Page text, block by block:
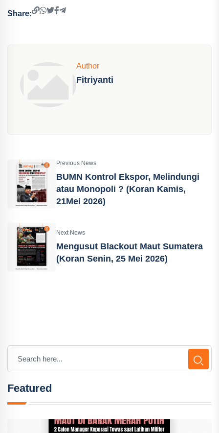
Share:
Author
Fitriyanti
Previous News
BUMN Kontrol Ekspor, Melindungi
atau Monopoli ? (Koran Kamis,
21Mei 2026)
Next News
Mengusut Blackout Maut Sumatera
(Koran Senin, 25 Mei 2026)
Featured